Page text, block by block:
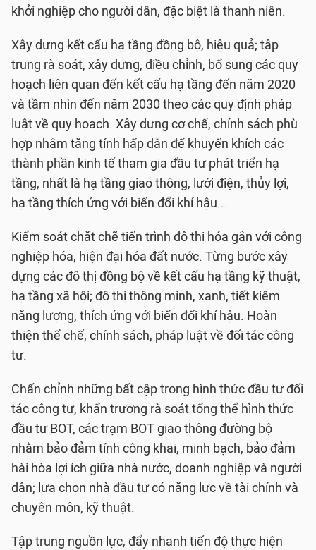
khởi nghiệp cho người dân, đặc biệt là thanh niên.
Xây dựng kết cấu hạ tầng đồng bộ, hiệu quả; tập
trung rà soát, xây dựng, điều chỉnh, bổ sung các quy
hoạch liên quan đến kết cấu hạ tầng đến năm 2020
và tầm nhìn đến năm 2030 theo các quy định pháp
luật về quy hoạch. Xây dựng cơ chế, chính sách phù
hợp nhằm tăng tính hấp dẫn để khuyến khích các
thành phần kinh tế tham gia đầu tư phát triển hạ
tầng, nhất là hạ tầng giao thông, lưới điện, thủy lợi,
hạ tầng thích ứng với biến đổi khí hậu...
Kiểm soát chặt chẽ tiến trình đô thị hóa gắn với công
nghiệp hóa, hiện đại hóa đất nước. Từng bước xây
dựng các đô thị đồng bộ về kết cấu hạ tầng kỹ thuật,
hạ tầng xã hội; đô thị thông minh, xanh, tiết kiệm
năng lượng, thích ứng với biến đối khí hậu. Hoàn
thiện thể chế, chính sách, pháp luật về đối tác công
tư.
Chấn chỉnh những bất cập trong hình thức đầu tư đối
tác công tư, khẩn trương rà soát tổng thể hình thức
đầu tư BOT, các trạm BOT giao thông đường bộ
nhằm bảo đảm tính công khai, minh bạch, bảo đảm
hài hòa lợi ích giữa nhà nước, doanh nghiệp và người
dân; lựa chọn nhà đầu tư có năng lực về tài chính và
chuyên môn, kỹ thuật.
Tập trung nguồn lực, đẩy nhanh tiến độ thực hiện